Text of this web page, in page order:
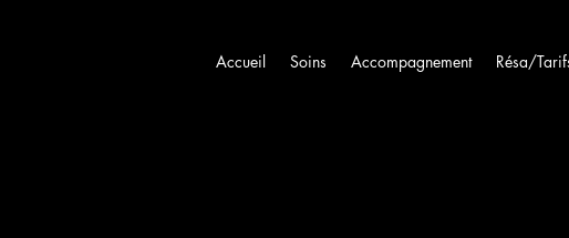
Accueil Soins Accompagnement Résa/